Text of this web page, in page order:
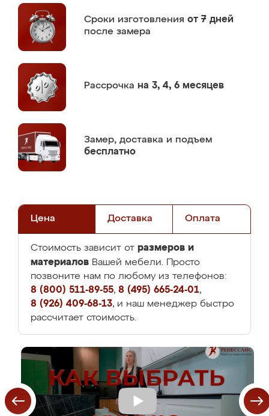
Сроки изготовления от 7 дней
после замера
Рассрочка на 3, 4, 6 месяцев
Замер, доставка и подъем
бесплатно
Цена Доставка Оплата
Стоимость зависит от размеров и
материалов Вашей мебели. Просто
позвоните нам по любому из телефонов:
8 (800) 511-89-55, 8 (495) 665-24-01,
8 (926) 409-68-13, и наш менеджер быстро
рассчитает стоимость.